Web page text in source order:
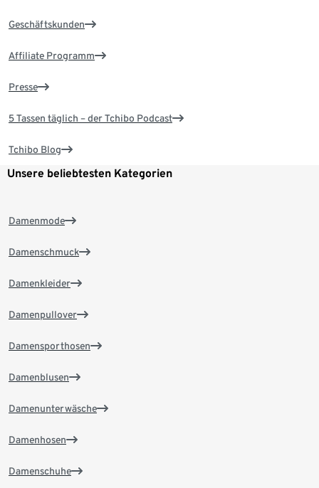
Geschäftskunden
Affiliate Programm
Presse
5 Tassen täglich – der Tchibo Podcast
Tchibo Blog
Unsere beliebtesten Kategorien
Damenmode
Damenschmuck
Damenkleider
Damenpullover
Damensporthosen
Damenblusen
Damenunterwäsche
Damenhosen
Damenschuhe